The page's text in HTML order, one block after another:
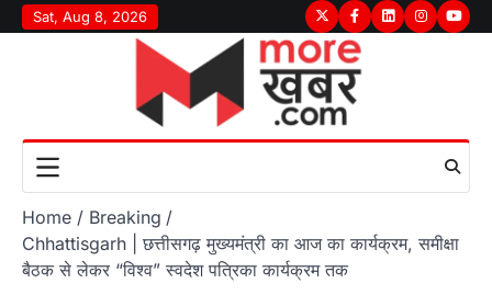
Skip
to
Sat, Aug 8, 2026 TwitterFacebook
LinkedInInstagram
Home
Breaking
Chhattisgarh | छत्तीसगढ़ मुख्यमंत्री का आज का कार्यक्रम, समीक्षा
बैठक से लेकर “विश्व” स्वदेश पत्रिका कार्यक्रम तक